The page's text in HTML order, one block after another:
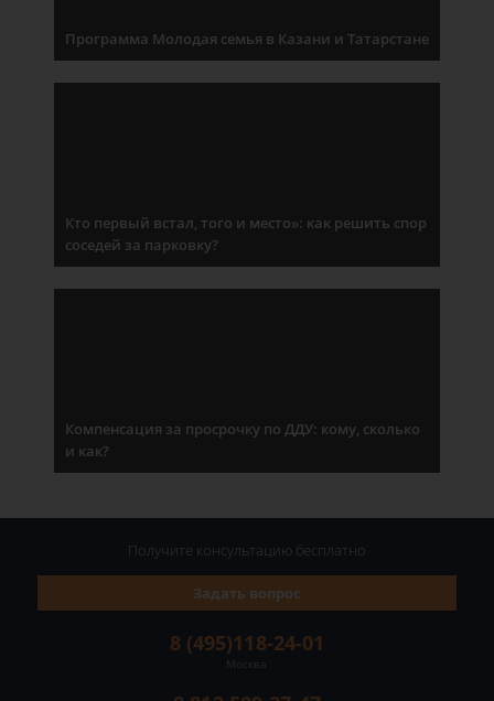
Программа Молодая семья в Казани и Татарстане
Кто первый встал, того и место»: как решить спор
соседей за парковку?
Компенсация за просрочку по ДДУ: кому, сколько
и как?
8 (495)118-24-01
Москва
Задать вопрос
Получите консультацию бесплатно